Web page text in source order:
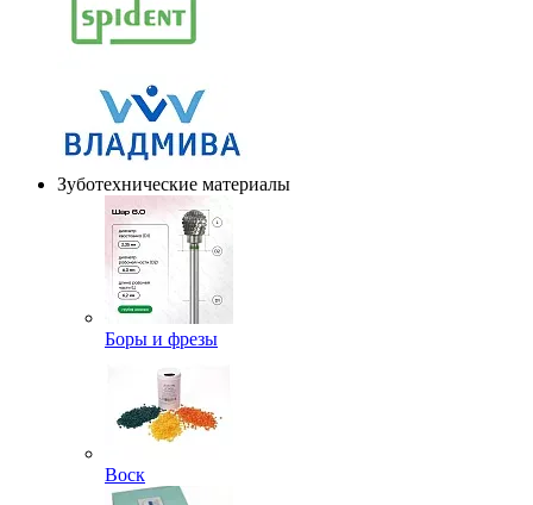
Зуботехнические материалы
Боры и фрезы
Воск